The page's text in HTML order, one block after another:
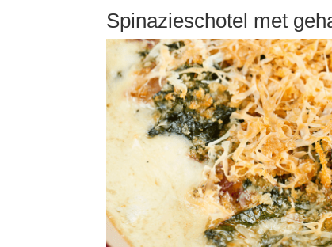
Spinazieschotel met